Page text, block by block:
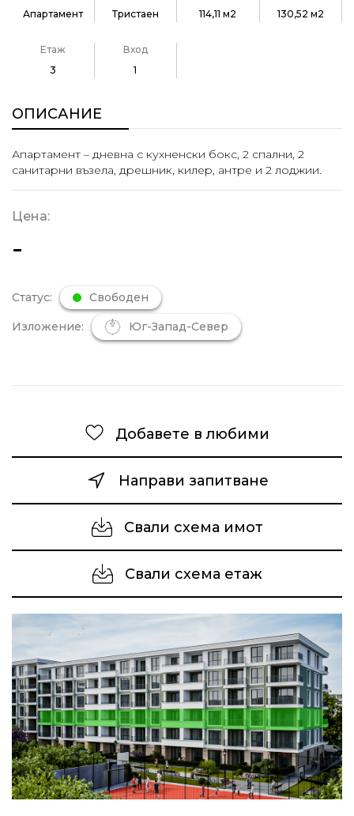
Апартамент
Тристаен
114,11 м2
130,52 м2
Етаж
3
Вход
1
ОПИСАНИЕ
Апартамент – дневна с кухненски бокс, 2 спални, 2
санитарни възела, дрешник, килер, антре и 2 лоджии.
Цена:
-
Статус: Свободен
Изложение: Юг-Запад-Север
Добавете в любими
Направи запитване
Свали схема имот
Свали схема етаж